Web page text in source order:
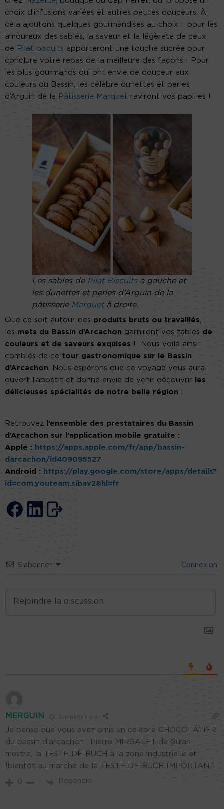
choix d’infusions variées et autres petites douceurs. À
cela ajoutons quelques gourmandises au choix : pour les
amoureux des sablés, la saveur et la légèreté de ceux
de Pilat biscuits apporteront une touche sucrée pour
conclure votre repas de la meilleure des façons ! Pour
les plus gourmands qui ont envie de douceur aux
couleurs du Bassin, les célèbre dunettes et perles
d’Arguin de la Pâtisserie Marquet raviront vos papilles !
Les sablés de Pilat Biscuitsà gauche et
les dunettes et perles d’Arguin de la
pâtisserie Marquetà droite.
Que ce soit autour des produits bruts ou travaillés,
les mets du Bassin d’Arcachon garniront vos tables de
couleurs et de saveurs exquises ! Nous voilà ainsi
comblés de ce tour gastronomique sur le Bassin
d’Arcachon. Nous espérons que ce voyage vous aura
ouvert l’appétit et donné envie de venir découvrir
les
délicieuses spécialités de notre belle région !
Retrouvez l’ensemble des prestataires du Bassin
d’Arcachon sur l’application mobile gratuite :
Apple : https://apps.apple.com/fr/app/bassin-
darcachon/id409095527
Android : https://play.google.com/store/apps/details?
id=com.youteam.sibav2&hl=fr
S’abonner Connexion
MERGUIN 3 années il y a
Je pense que vous avez omis un célèbre CHOCOLATIER
du bassin d’arcachon : Pierre MIRGALET de Gujan
mestra, la TESTE-DE-BUCH à la zone industrielle et
!bientôt au marché de la TESTE-DE-BUCH IMPORTANT
0 Répondre